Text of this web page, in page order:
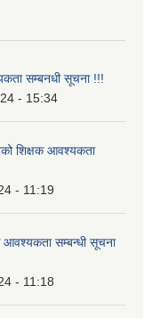
सम्बनधी सूचना !!!
- 15:34
शिक्षक आवश्यकता
- 11:19
आवश्यकता सम्बन्धी सूचना
- 11:18